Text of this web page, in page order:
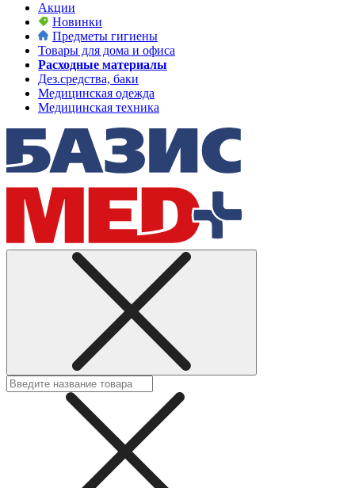
Акции
Новинки
Предметы гигиены
Товары для дома и офиса
Расходные материалы
Дез.средства, баки
Медицинская одежда
Медицинская техника